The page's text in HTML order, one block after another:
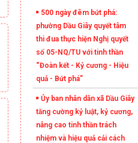
500 ngày đêm bứt phá:
phường Dầu Giây quyết tâm
thi đua thực hiện Nghị quyết
số 05-NQ/TU với tinh thần
“Đoàn kết - Kỷ cương - Hiệu
quả - Bứt phá”
Ủy ban nhân dân xã Dầu Giây
tăng cường kỷ luật, kỷ cương,
nâng cao tinh thần trách
nhiệm và hiệu quả cải cách